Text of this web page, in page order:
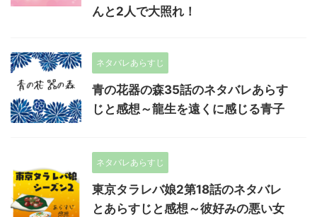
んと2人で大照れ！
ネタバレあらすじ
青の花器の森35話のネタバレあらす
じと感想～龍生を遠くに感じる青子
ネタバレあらすじ
東京タラレバ娘2第18話のネタバレ
とあらすじと感想～彼好みの悪い女